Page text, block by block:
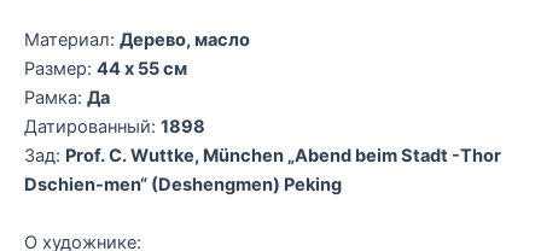
Материал: Дерево, масло
Размер: 44 x 55 см
Рамка: Да
Датированный: 1898
Зад: Prof. C. Wuttke, München „Abend beim Stadt -Thor
Dschien-men“ (Deshengmen) Peking
О художнике: